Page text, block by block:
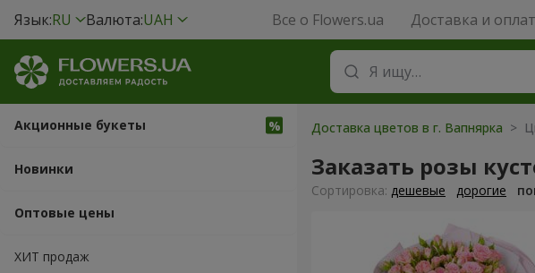
Язык:RU Валюта:UAH Все о Flowers.ua Доставка и
Акционные букеты
Новинки
Оптовые цены
ХИТ продаж
Доставка цветов в г. Вапнярка >
Заказать розы
Cортировка: дешевые дорогие